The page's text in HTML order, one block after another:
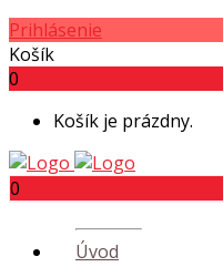
Prihlásenie
Košík
0
Košík je prázdny.
0
Úvod